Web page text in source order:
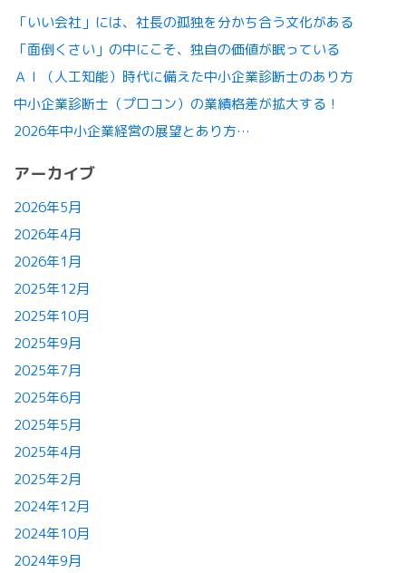
「いい会社」には、社長の孤独を分かち合う文化がある
「面倒くさい」の中にこそ、独自の価値が眠っている
ＡＩ（人工知能）時代に備えた中小企業診断士のあり方
中小企業診断士（プロコン）の業績格差が拡大する！
2026年中小企業経営の展望とあり方…
アーカイブ
2026年5月
2026年4月
2026年1月
2025年12月
2025年10月
2025年9月
2025年7月
2025年6月
2025年5月
2025年4月
2025年2月
2024年12月
2024年10月
2024年9月